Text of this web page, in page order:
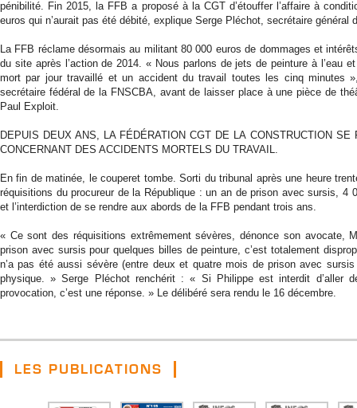
pénibilité. Fin 2015, la FFB a proposé à la CGT d’étouffer l’affaire à
euros qui n’aurait pas été débité, explique Serge Pléchot, secrétaire
La FFB réclame désormais au militant 80 000 euros de dommages et
du site après l’action de 2014. « Nous parlons de jets de peinture à l’eau
mort par jour travaillé et un accident du travail toutes les cinq minutes
secrétaire fédéral de la FNSCBA, avant de laisser place à une pièce de
Paul Exploit.
DEPUIS DEUX ANS, LA FÉDÉRATION CGT DE LA CONSTRUCTION
CONCERNANT DES ACCIDENTS MORTELS DU TRAVAIL.
En fin de matinée, le couperet tombe. Sorti du tribunal après une heure
réquisitions du procureur de la République : un an de prison avec sursis, 4
et l’interdiction de se rendre aux abords de la FFB pendant trois ans.
« Ce sont des réquisitions extrêmement sévères, dénonce son avocate,
prison avec sursis pour quelques billes de peinture, c’est totalement
n’a pas été aussi sévère (entre deux et quatre mois de prison avec
physique. » Serge Pléchot renchérit : « Si Philippe est interdit d’aller
provocation, c’est une réponse. » Le délibéré sera rendu le 16 décembre.
LES PUBLICATIONS